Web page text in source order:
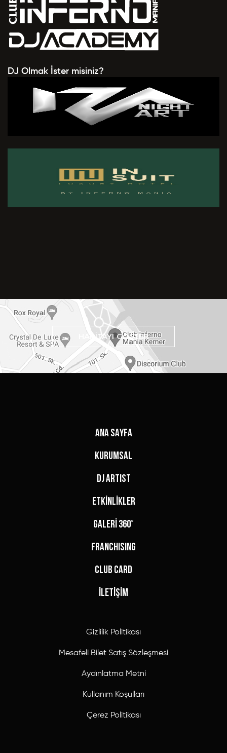
DJ Olmak İster misiniz?
HARİTAYI GÖSTER
ANA SAYFA
KURUMSAL
DJ ARTIST
ETKİNLİKLER
GALERİ 360°
FRANCHISING
CLUB CARD
İLETİŞİM
Gizlilik Politikası
Mesafeli Bilet Satış Sözleşmesi
Aydınlatma Metni
Kullanım Koşulları
Çerez Politikası